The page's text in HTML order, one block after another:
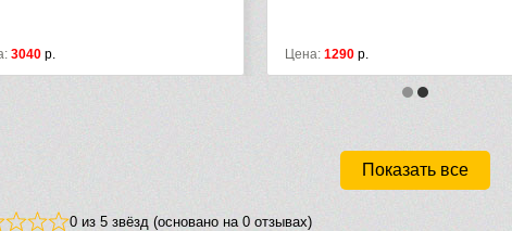
3040 р. Цена: 1290 р.
Показать все
0 из 5 звёзд (основано на 0 отзывах)